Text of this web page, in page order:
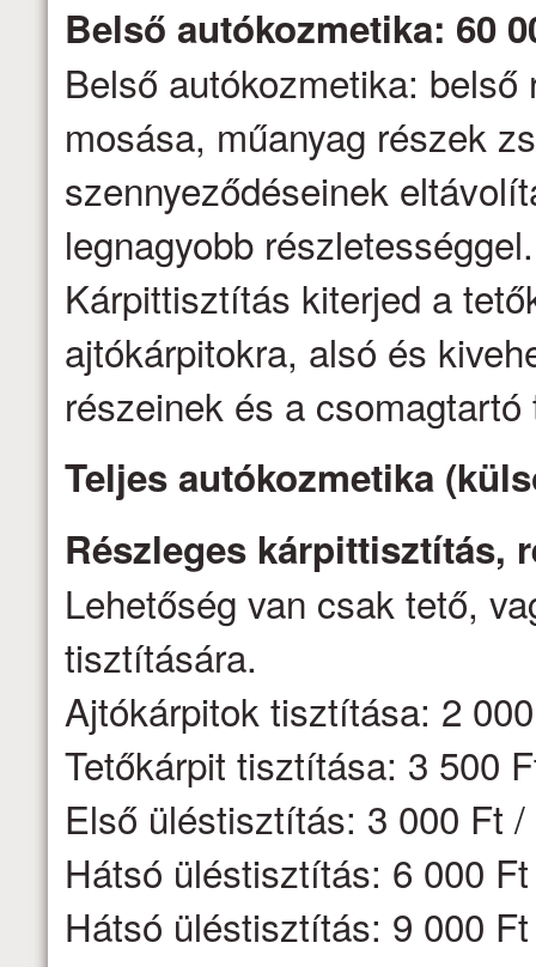
Belső autókozmetika: 60
Belső autókozmetika:
mosása, műanyag részek
szennyeződéseinek
legnagyobb részletességgel.
Kárpittisztítás kiterjed a
ajtókárpitokra, alsó és
részeinek és a
Teljes autókozmetika
Részleges kárpittisztítás,
Lehetőség van csak tető,
tisztítására.
Ajtókárpitok tisztítása: 2
Tetőkárpit tisztítása: 3 500
Első üléstisztítás: 3 000 Ft
Hátsó üléstisztítás: 6 000
Hátsó üléstisztítás: 9 000